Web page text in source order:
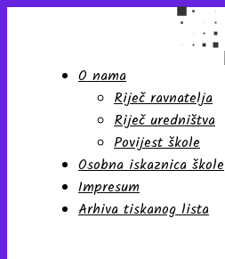
O nama
Riječ ravnatelja
Riječ uredništva
Povijest škole
Osobna iskaznica škole
Impresum
Arhiva tiskanog lista